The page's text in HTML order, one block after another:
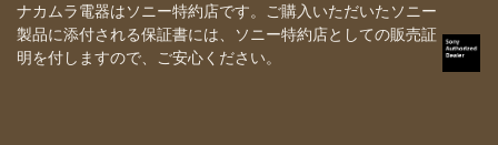
ナカムラ電器はソニー特約店です。ご購入いただいたソニー
製品に添付される保証書には、ソニー特約店としての販売証
明を付しますので、ご安心ください。